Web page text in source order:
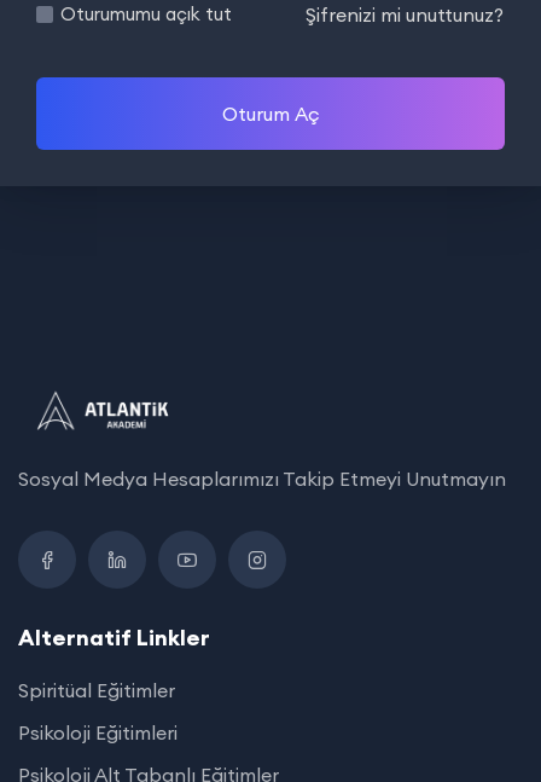
Oturumumu açık tut Şifrenizi mi unuttunuz?
Oturum Aç
Sosyal Medya Hesaplarımızı Takip Etmeyi Unutmayın
Alternatif Linkler
Spiritüal Eğitimler
Psikoloji Eğitimleri
Psikoloji Alt Tabanlı Eğitimler